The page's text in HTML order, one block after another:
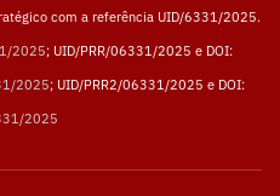
com a referência UID/6331/2025.
2025; UID/PRR/06331/2025 e DOI:
2025; UID/PRR2/06331/2025 e DOI:
2025